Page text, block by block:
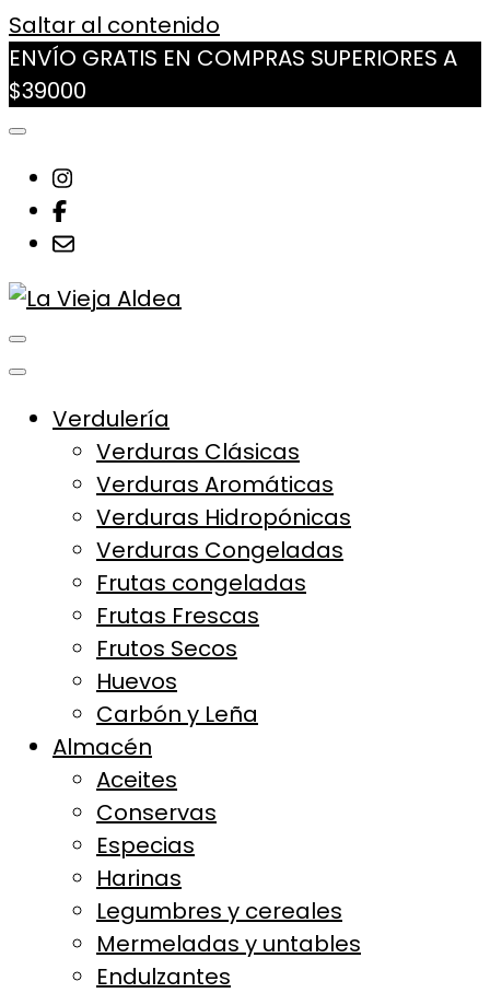
Saltar al contenido
ENVÍO GRATIS EN COMPRAS SUPERIORES A
$39000
Verdulería
Verduras Clásicas
Verduras Aromáticas
Verduras Hidropónicas
Verduras Congeladas
Frutas congeladas
Frutas Frescas
Frutos Secos
Huevos
Carbón y Leña
Almacén
Aceites
Conservas
Especias
Harinas
Legumbres y cereales
Mermeladas y untables
Endulzantes